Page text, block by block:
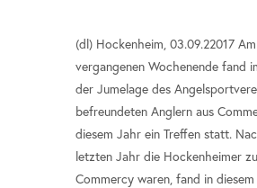
(dl) Hockenheim, 03.09.22017 Am
vergangenen Wochenende fand
der Jumelage des
befreundeten Anglern aus
diesem Jahr ein Treffen statt.
letzten Jahr die Hockenheimer
Commercy waren, fand in